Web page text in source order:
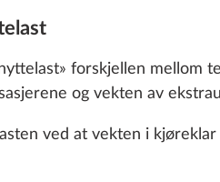
forskjellen mellom
og vekten av
ved at vekten i